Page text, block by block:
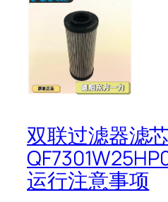
双联过滤器滤芯
运行注意事项